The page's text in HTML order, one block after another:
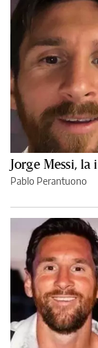
Jorge Messi,
Pablo Perantuono